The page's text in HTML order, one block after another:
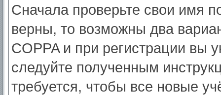
Сначала проверьте свои имя
верны, то возможны два
COPPA и при регистрации вы
следуйте полученным
требуется, чтобы все новые